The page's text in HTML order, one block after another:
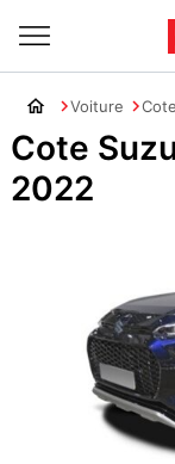
Voiture
Cote
2022